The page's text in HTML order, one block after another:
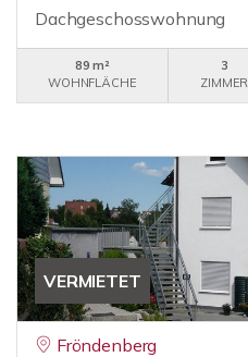
Dachgeschosswohnung
89 m²
WOHNFLÄCHE
3
ZIMMER
VERMIETET
Fröndenberg